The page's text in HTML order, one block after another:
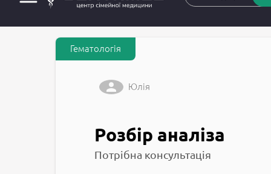
Гематологія
Юлія
Розбір аналіза
Потрібна консультація